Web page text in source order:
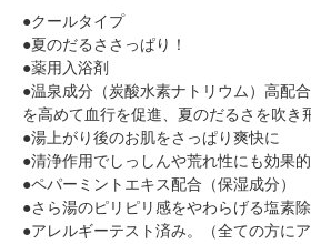
●クールタイプ
●夏のだるささっぱり！
●薬用入浴剤
●温泉成分（炭酸水素ナトリウム）高配
を高めて血行を促進、夏のだるさを吹き
●湯上がり後のお肌をさっぱり爽快に
●清浄作用でしっしんや荒れ性にも効果的
●ペパーミントエキス配合（保湿成分）
●さら湯のピリピリ感をやわらげる塩素除
●アレルギーテスト済み。（全ての方に